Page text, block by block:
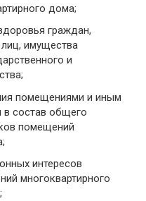
дома;
граждан,
имущества
и
помещениями и иным
состав общего
помещений
интересов
многоквартирного